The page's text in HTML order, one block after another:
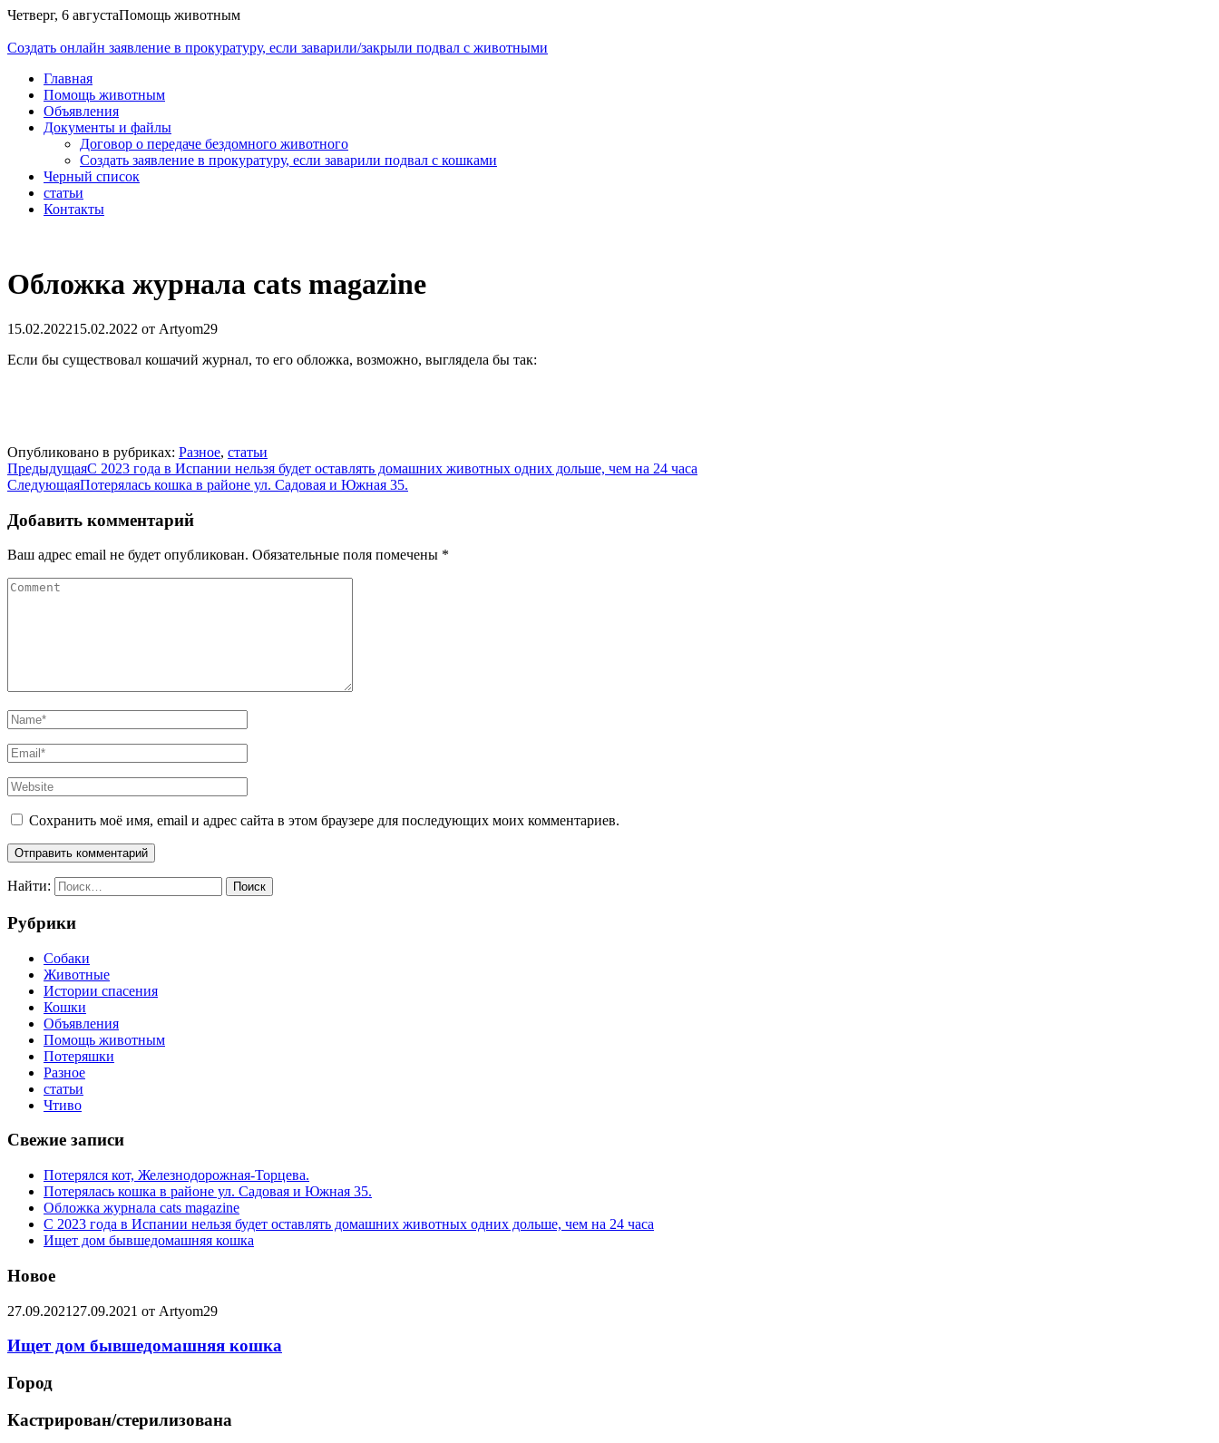
Четверг, 6 августаПомощь животным
Cоздать онлайн заявление в прокуратуру, если заварили/закрыли подвал с животными
Главная
Помощь животным
Объявления
Документы и файлы
Договор о передаче бездомного животного
Создать заявление в прокуратуру, если заварили подвал с кошками
Черный список
статьи
Контакты
Обложка журнала cats magazine
15.02.202215.02.2022 от Artyom29
Если бы существовал кошачий журнал, то его обложка, возможно, выглядела бы так:
Опубликовано в рубриках: Разное, статьи
ПредыдущаяС 2023 года в Испании нельзя будет оставлять домашних животных одних дольше, чем на 24 часа
СледующаяПотерялась кошка в районе ул. Садовая и Южная 35.
Добавить комментарий
Ваш адрес email не будет опубликован. Обязательные поля помечены *
Сохранить моё имя, email и адрес сайта в этом браузере для последующих моих комментариев.
Найти:
Рубрики
Cобаки
Животные
Истории спасения
Кошки
Объявления
Помощь животным
Потеряшки
Разное
статьи
Чтиво
Свежие записи
Потерялся кот, Железнодорожная-Торцева.
Потерялась кошка в районе ул. Садовая и Южная 35.
Обложка журнала cats magazine
С 2023 года в Испании нельзя будет оставлять домашних животных одних дольше, чем на 24 часа
Ищет дом бывшедомашняя кошка
Новое
27.09.2021 27.09.2021 от Artyom29
Ищет дом бывшедомашняя кошка
Город
Кастрирован/стерилизована